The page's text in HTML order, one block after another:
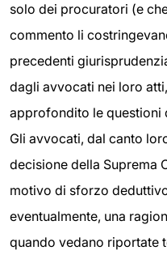
solo dei procuratori (e
commento li
precedenti
dagli avvocati nei loro
approfondito le questioni
Gli avvocati, dal canto
decisione della Suprema
motivo di sforzo
eventualmente, una
quando vedano riportate